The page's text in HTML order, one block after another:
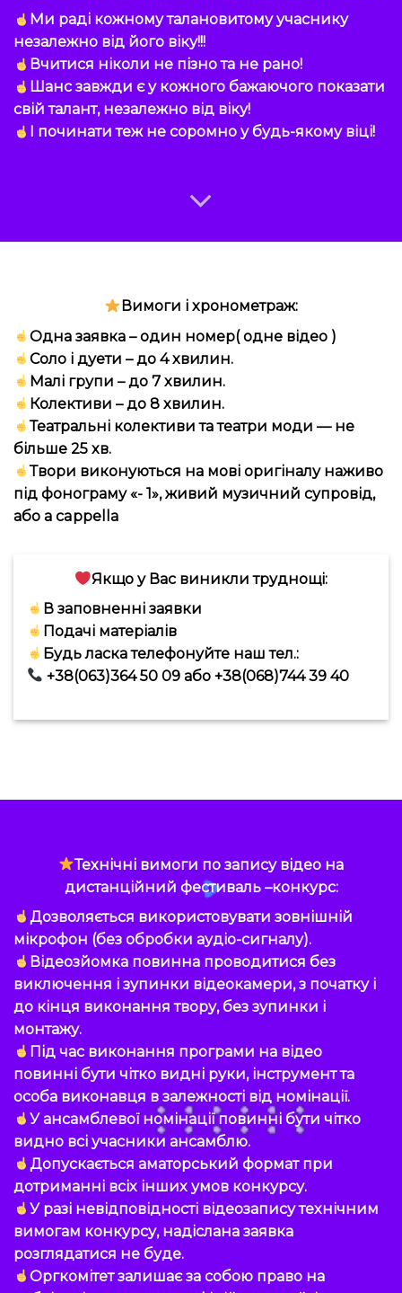
Ми раді кожному талановитому учаснику
незалежно від його віку!!!
Вчитися ніколи не пізно та не рано!
Шанс завжди є у кожного бажаючого показати
свій талант, незалежно від віку!
І починати теж не соромно у будь-якому віці!
Вимоги і хронометраж:
Одна заявка – один номер( одне відео )
Соло і дуети – до 4 хвилин.
Малі групи – до 7 хвилин.
Колективи – до 8 хвилин.
Театральні колективи та театри моди — не
більше 25 хв.
Твори виконуються на мові оригіналу наживо
під фонограму «- 1», живий музичний супровід,
або а cappella
Якщо у Вас виникли труднощі:
В заповненні заявки
Подачі матеріалів
Будь ласка телефонуйте наш тел.:
+38(063)364 50 09 або +38(068)744 39 40
Технічні вимоги по запису відео на
дистанційний фестиваль –конкурс:
Дозволяється використовувати зовнішній
мікрофон (без обробки аудіо-сигналу).
Відеозйомка повинна проводитися без
виключення і зупинки відеокамери, з початку і
до кінця виконання твору, без зупинки і
монтажу.
Під час виконання програми на відео
повинні бути чітко видні руки, інструмент та
особа виконавця в залежності від номінації.
У ансамблевої номінації повинні бути чітко
видно всі учасники ансамблю.
Допускається аматорський формат при
дотриманні всіх інших умов конкурсу.
У разі невідповідності відеозапису технічним
вимогам конкурсу, надіслана заявка
розглядатися не буде.
Оргкомітет залишає за собою право на